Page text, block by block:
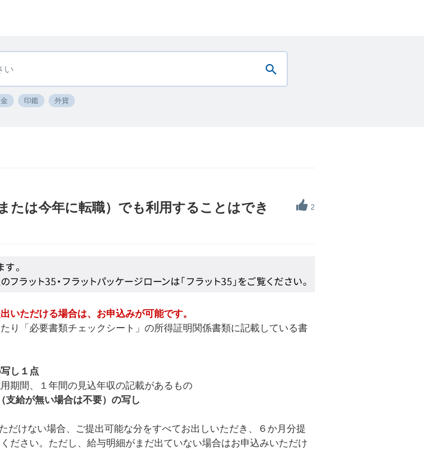
印鑑 外貨
2
たは今年に転職）でも利用することはでき
いただける場合は、お申込みが可能です。
り「必要書類チェックシート」の所得証明関係書類に記載している書
し１点
間、１年間の見込年収の記載があるもの
給が無い場合は不要）の写し
けない場合、ご提出可能な分をすべてお出しいただき、６か月分提
ださい。ただし、給与明細がまだ出ていない場合はお申込みいただけ